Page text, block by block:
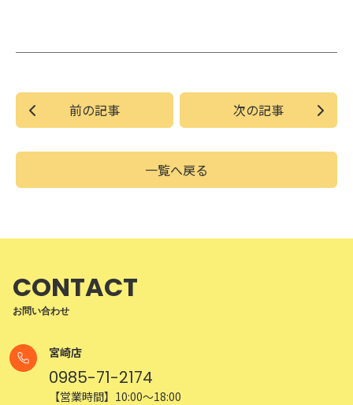
前の記事
一覧へ戻る
次の記事
CONTACT
お問い合わせ
宮崎店
0985-71-2174
【営業時間】10:00～18:00